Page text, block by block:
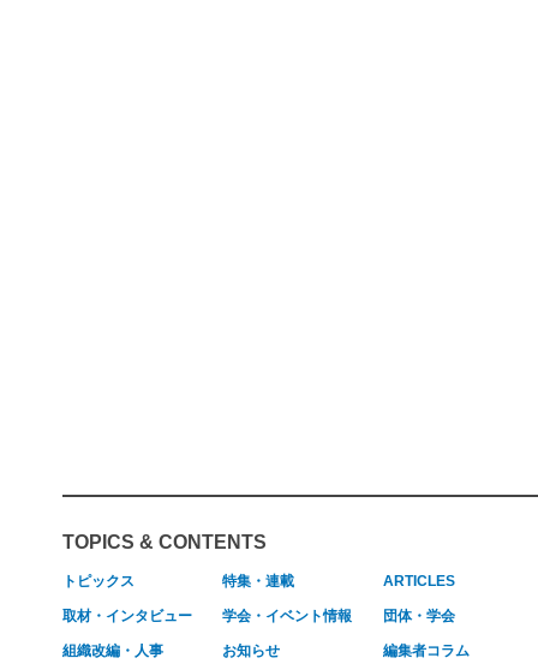
TOPICS & CONTENTS
トピックス 特集・連載 ARTICLES
取材・インタビュー 学会・イベント情報 団体・学会
組織改編・人事 お知らせ 編集者コラム